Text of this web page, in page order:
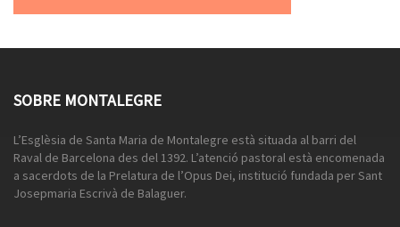
SOBRE MONTALEGRE
L’Esglèsia de Santa Maria de Montalegre està situada al barri del
Raval de Barcelona des del 1392. L’atenció pastoral està encomenada
a sacerdots de la Prelatura de l’Opus Dei, institució fundada per Sant
Josepmaria Escrivà de Balaguer.